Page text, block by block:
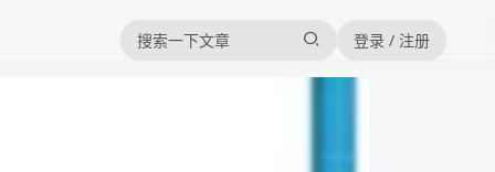
登录 / 注册